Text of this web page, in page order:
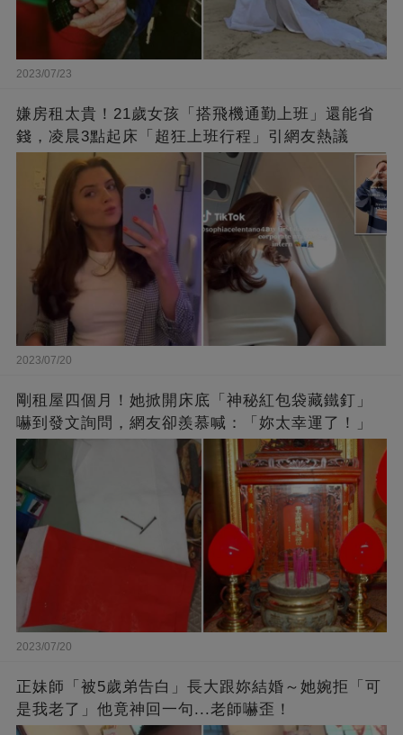
2023/07/23
嫌房租太貴！21歲女孩「搭飛機通勤上班」還能省
錢，凌晨3點起床「超狂上班行程」引網友熱議
2023/07/20
剛租屋四個月！她掀開床底「神秘紅包袋藏鐵釘」
嚇到發文詢問，網友卻羨慕喊：「妳太幸運了！」
2023/07/20
正妹師「被5歲弟告白」長大跟妳結婚～她婉拒「可
是我老了」他竟神回一句...老師嚇歪！